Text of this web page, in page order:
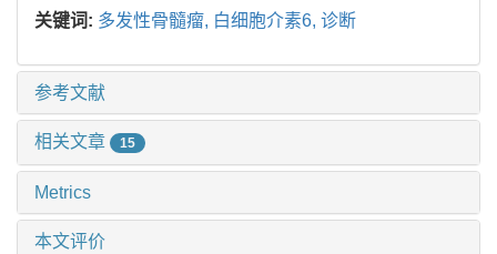
关键词: 多发性骨髓瘤, 白细胞介素6, 诊断
参考文献
相关文章 15
Metrics
本文评价